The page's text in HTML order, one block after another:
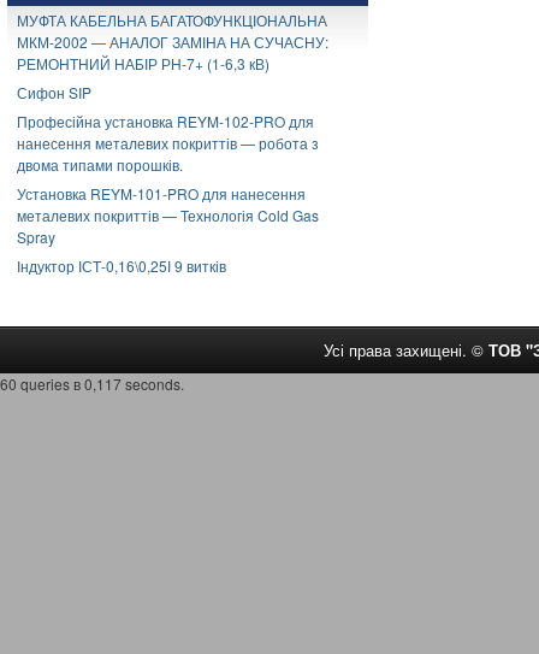
МУФТА КАБЕЛЬНА БАГАТОФУНКЦІОНАЛЬНА
МКМ-2002 — АНАЛОГ ЗАМІНА НА СУЧАСНУ:
РЕМОНТНИЙ НАБІР РН-7+ (1-6,3 кВ)
Сифон SIP
Професійна установка REYM-102-PRO для
нанесення металевих покриттів — робота з
двома типами порошків.
Установка REYM-101-PRO для нанесення
металевих покриттів — Технологія Cold Gas
Spray
Індуктор ІСТ-0,16\0,25І 9 витків
Усі права захищені. © ТОВ
60 queries в 0,117 seconds.